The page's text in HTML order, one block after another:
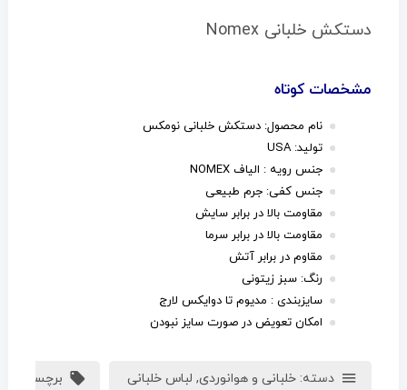
دستکش خلبانی Nomex
مشخصات کوتاه
نام محصول: دستکش خلبانی نومکس
تولید: USA
جنس رویه : الیاف NOMEX
جنس کفی: جرم طبیعی
مقاومت بالا در برابر سایش
مقاومت بالا در برابر سرما
مقاوم در برابر آتش
رنگ: سبز زيتونى
سایزبندی : مدیوم تا دوایکس لارج
امکان تعویض در صورت سایز نبودن
دسته: خلبانی و هوانوردی, لباس خلبانی برچسب: